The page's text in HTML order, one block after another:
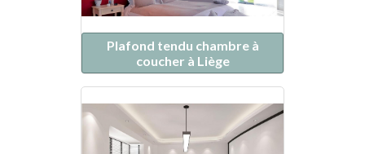
Plafond tendu chambre à
coucher à Liège